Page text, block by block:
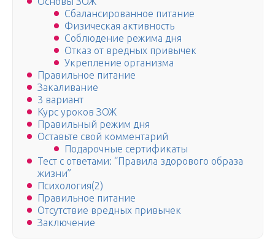
Сбалансированное питание
Физическая активность
Соблюдение режима дня
Отказ от вредных привычек
Укрепление организма
Правильное питание
Закаливание
3 вариант
Курс уроков ЗОЖ
Правильный режим дня
Оставьте свой комментарий
Подарочные сертификаты
Тест с ответами: “Правила здорового образа
жизни”
Психология(2)
Правильное питание
Отсутствие вредных привычек
Заключение